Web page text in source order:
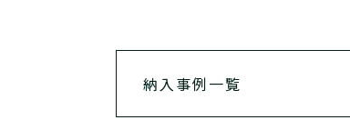
納入事例一覧